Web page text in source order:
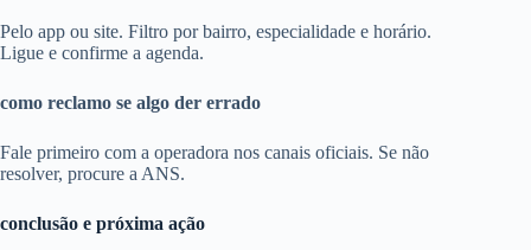
Pelo app ou site. Filtro por bairro, especialidade e horário.
Ligue e confirme a agenda.
como reclamo se algo der errado
Fale primeiro com a operadora nos canais oficiais. Se não
resolver, procure a ANS.
conclusão e próxima ação